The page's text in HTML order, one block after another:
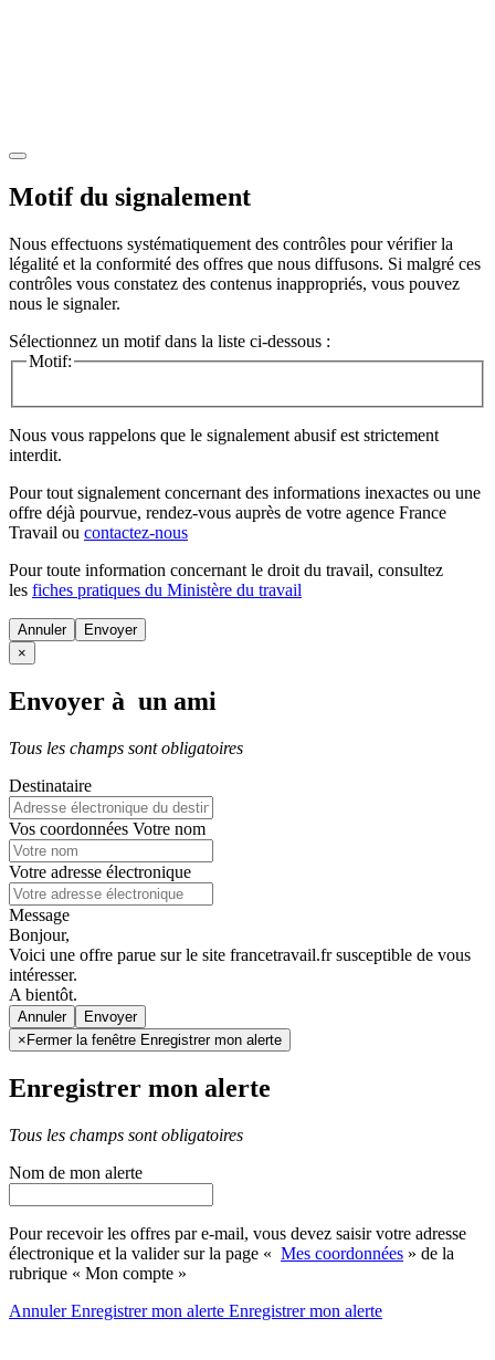
Motif du signalement
Nous effectuons systématiquement des contrôles pour vérifier la
légalité et la conformité des offres que nous diffusons. Si malgré ces
contrôles vous constatez des contenus inappropriés, vous pouvez
nous le signaler.
Sélectionnez un motif dans la liste ci-dessous :
Motif:
Nous vous rappelons que le signalement abusif est strictement
interdit.
Pour tout signalement concernant des informations inexactes ou une
offre déjà pourvue, rendez-vous auprès de votre agence France
Travail ou contactez-nous
Pour toute information concernant le droit du travail, consultez
les fiches pratiques du Ministère du travail
Annuler
×
Envoyer à un ami
Tous les champs sont obligatoires
Destinataire
Vos coordonnées Votre nom
Votre adresse électronique
Message
Bonjour,
Voici une offre parue sur le site francetravail.fr susceptible de vous
intéresser.
A bientôt.
Annuler
× Fermer la fenêtre Enregistrer mon alerte
Enregistrer mon alerte
Tous les champs sont obligatoires
Nom de mon alerte
Pour recevoir les offres par e-mail, vous devez saisir votre adresse
électronique et la valider sur la page « Mes coordonnées » de la
rubrique « Mon compte »
AnnulerEnregistrer mon alerte Enregistrermon alerte